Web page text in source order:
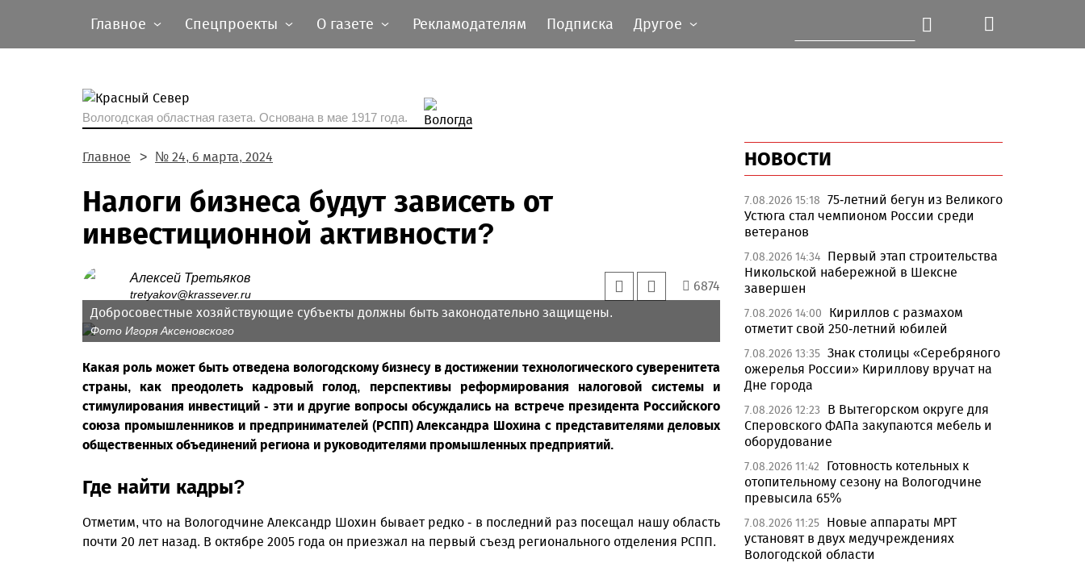
Главное Спецпроекты О газете Рекламодателям Подписка Другое
Вологодская областная газета. Основана в мае 1917 года.
Главное № 24, 6 марта, 2024
Налоги бизнеса будут зависеть от
инвестиционной активности?
Алексей Третьяков
tretyakov@krassever.ru
6874
Добросовестные хозяйствующие субъекты должны быть законодательно защищены.
Фото Игоря Аксеновского
Какая роль может быть отведена вологодскому бизнесу в достижении технологического суверенитета
страны, как преодолеть кадровый голод, перспективы реформирования налоговой системы и
стимулирования инвестиций - эти и другие вопросы обсуждались на встрече президента Российского
союза промышленников и предпринимателей (РСПП) Александра Шохина с представителями деловых
общественных объединений региона и руководителями промышленных предприятий.
Где найти кадры?
Отметим, что на Вологодчине Александр Шохин бывает редко - в последний раз посещал нашу область
почти 20 лет назад. В октябре 2005 года он приезжал на первый съезд регионального отделения РСПП.
НОВОСТИ
7.08.2026 15:18 75-летний бегун из Великого
Устюга стал чемпионом России среди
ветеранов
7.08.2026 14:34 Первый этап строительства
Никольской набережной в Шексне
завершен
7.08.2026 14:00
Кириллов с размахом
отметит свой 250-летний юбилей
7.08.2026 13:35 Знак столицы «Серебряного
ожерелья России» Кириллову вручат на
Дне города
7.08.2026 12:23
В Вытегорском округе для
Сперовского ФАПа закупаются мебель и
оборудование
7.08.2026 11:42
Готовность котельных к
отопительному сезону на Вологодчине
превысила 65%
7.08.2026 11:25 Новые аппараты МРТ
установят в двух медучреждениях
Вологодской области